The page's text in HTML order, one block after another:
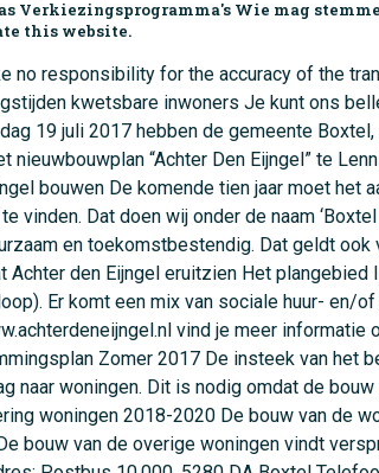
Verkiezingsprogramma's Wie mag
this website.
Het plan bestaat uit de ontwikkeling en realisatie van circa 85 woningen. Waarom we Achter den Eijngel bouwen De komende tien jaar moet het aantal woningen in Boxtel flink groeien. Zodat iedereen de kans krijgt om een passende woning in Boxtel te vinden. Dat doen wij onder de naam ‘Boxtel Bouwt’. Boxtel bouwt de komende jaren ruim 1000 nieuwe woningen. Alle nieuw te bouwen woningen zijn duurzaam en toekomstbestendig. Dat geldt ook voor Achter den Eijngel. De woningen en het openbaar gebied krijgen een hoog duurzaamheidsniveau. Zo gaat Achter den Eijngel eruitzien Het plangebied ligt aan de zuidrand van Lennisheuvel, nabij de Mijlstraat, het Rigtpad, De Ploeg en de Heerenbeekloop (waterloop). Er komt een mix van sociale huur- en/of koopwoningen (in de eerste fase minimaal 35%), middeldure en dure koopwoningen. Meer informatie Op www.achterdeneijngel.nl vind je meer informatie over de ontwikkelingen en de verkoop van woningen van Achter den Eijngel. Planning Procedure bestemmingsplan Zomer 2017 De insteek van het bestemmingsplan is flexibel om qua woningaanbod in te kunnen spelen op eventuele veranderingen in de vraag naar woningen. Dit is nodig omdat de bouw van woningen in fases gaat en het nu niet te voorspellen is hoe de woningmarkt er in 2021 uitziet. L Oplevering woningen 2018-2020 De bouw van de woningen gaat in fases. We gaan uit van een oplevering van 45 woningen in de periode van 2018 tot 2020. De bouw van de overige woningen vindt verspreid plaats in de periode 2020-2026. Gemeentehuis Bezoekadres: Markt 1, 5281 AT Boxtel Postadres: Postbus 10.000, 5280 DA Boxtel Telefoon: (0411) 65 59 11 E-mail: gemeente@boxtel.nl Contactformulier Aangepaste openingstijden gemeentehuis Maandag, dinsdag, woensdag van 08:30 - 17:00 Donderdag van 08:30 - 19:30 uur Vrijdag van 08.30 - 12.30 uur Wil je iets aanvragen of regelen? Maak een afspraak met Burgerzaken of bel (0411) 65 59 11. Openingstijden en adressen Logo + Link Colofon Toegankelijkheid Vacatures Archief website Aanmelden nieuwsbrief Facebookpagina gemeente Boxtel Twitterpagina gemeente Boxtel LinkedIn van gemeente Boxtel Instagram van gemeente Boxtel YouTube kanaal van gemeente Boxtel {"path":{"baseUrl":"\/","scriptPath":null,"pathPrefix":"","currentPath":"node\/72","currentPathIsAdmin":false,"isFront":false,"currentLanguage":"nl"},"pluralDelimiter":"\u0003","suppressDeprecationErrors":true,"ajaxPageState":{"libraries":"back_to_top\/back_to_top_icon,back_to_top\/back_to_top_js,core\/drupal.collapse,core\/html5shiv,eh_bespoke\/gtranslate,eh_bespoke\/project_phases,eh_bespoke\/siteimprove,eh_bespoke\/token_browser,eh_search\/search-form,eh_toc\/eh_hide_empty_titles,eindhoven\/boxtel,eindhoven\/global-styling,eu_cookie_compliance\/eu_cookie_compliance_bare,extlink\/drupal.extlink,fontawesome\/fontawesome.svg.shim,iframe_resizer\/init,paragraphs\/drupal.paragraphs.unpublished,radioactivity\/